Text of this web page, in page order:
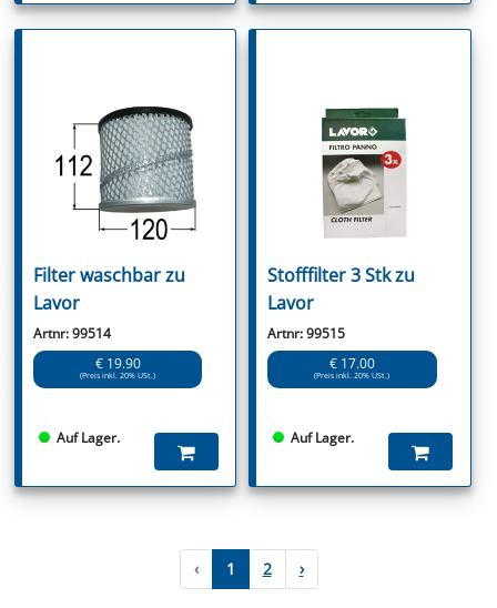
Filter waschbar zu
Lavor
Artnr: 99514
€ 19.90
(Preis inkl. 20% USt.)
Auf Lager.
Stofffilter 3 Stk zu
Lavor
Artnr: 99515
€ 17.00
(Preis inkl. 20% USt.)
Auf Lager.
‹ 1 2 ›